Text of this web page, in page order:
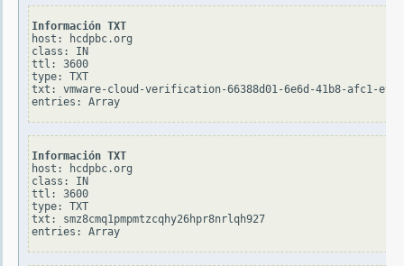
Información TXT
host: hcdpbc.org
class: IN
ttl: 3600
type: TXT
txt: vmware-cloud-verification-66388d01-6e6d-41b8-afc1-
Información TXT
host: hcdpbc.org
class: IN
ttl: 3600
type: TXT
txt: smz8cmq1pmpmtzcqhy26hpr8nrlqh927